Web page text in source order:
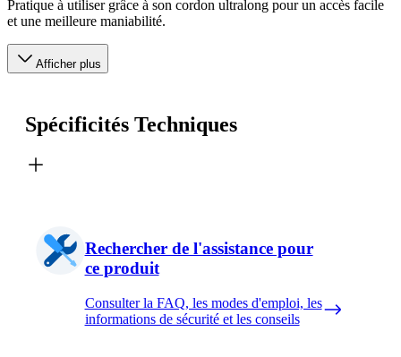
Pratique à utiliser grâce à son cordon ultralong pour un accès facile
et une meilleure maniabilité.
Afficher plus
Spécificités Techniques
Rechercher de l'assistance pour
ce produit
Consulter la FAQ, les modes d'emploi, les
informations de sécurité et les conseils